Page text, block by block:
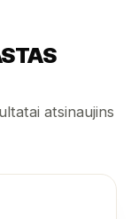
atsinaujins